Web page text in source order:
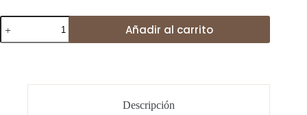
Chufa
Selección
(8-
Añadir al carrito
Descripción